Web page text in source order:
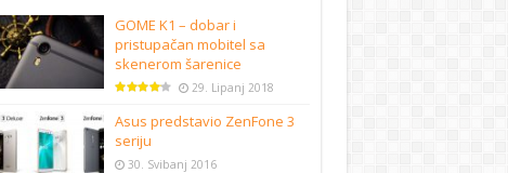
GOME K1 – dobar i
pristupačan mobitel sa
skenerom šarenice
29. Lipanj 2018
Asus predstavio ZenFone 3
seriju
30. Svibanj 2016